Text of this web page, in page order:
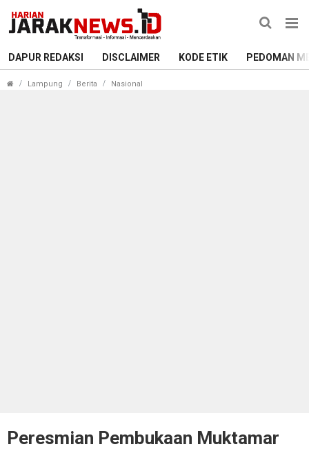
DAPUR REDAKSI DISCLAIMER KODE ETIK PEDOMAN
Lampung Berita Nasional
Peresmian Pembukaan Muktamar